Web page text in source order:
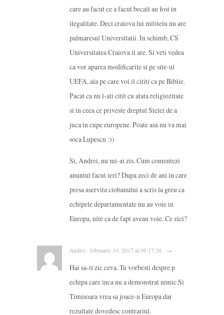
care au facut ce a facut becali au fost in
ilegalitate. Deci craiova lui mititelu nu are
palmaresul Universitatii. In schimb, CS
Universitatea Craiova il are. Si veti vedea
ca vor aparea modificarile si pe site-ul
UEFA, ala pe care voi il cititi ca pe Biblie.
Pacat ca nu l-ati citit cu atata religiozitate
si in ceea ce priveste dreptul Stelei de a
juca in cupe europene. Poate asa nu va mai
soca Lupescu :))
Si, Andrei, nu mi-ai zis. Cum comentezi
anuntul facut ieri? Dupa zeci de ani in care
presa aservita ciobanului a scris la greu ca
echipele departamentale nu au voie in
Europa, uite ca de fapt aveau voie. Ce zici?
Andrei · februarie 10, 2017 at 09:17:38 · →
Hai sa-ti zic ceva. Tu vorbesti despre p
echipa care inca nu a demonstrat nimic.Si
Timisoara vrea sa joace-n Europa dar
rezultate dovedesc contrariul.